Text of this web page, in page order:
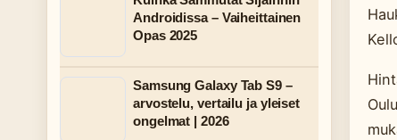
Androidissa – Vaiheittainen
Opas 2025
Samsung Galaxy Tab S9 –
arvostelu, vertailu ja yleiset
ongelmat | 2026